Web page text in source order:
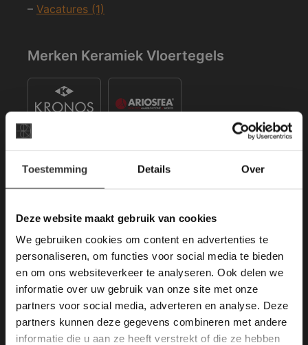
Toestemming Details Over
Deze website maakt gebruik van cookies
We gebruiken cookies om content en advertenties te
personaliseren, om functies voor social media te bieden
en om ons websiteverkeer te analyseren. Ook delen we
informatie over uw gebruik van onze site met onze
partners voor social media, adverteren en analyse. Deze
partners kunnen deze gegevens combineren met andere
informatie die u aan ze heeft verstrekt of die ze hebben
– Vacatures (1)
Merken Keramiek Vloertegels
Merken Glasmozaïek
Deze website maakt
gebruik van cookies.
This Cookie Banner was deleted and is no
longer working. Please contact the website
administrator.
Deze website gebruikt cookies om de
gebruikerservaring te verbeteren. Door
gebruik te maken van onze website geeft u
toestemming voor alle cookies in
overeenstemming met ons cookiebeleid.Lees
verder